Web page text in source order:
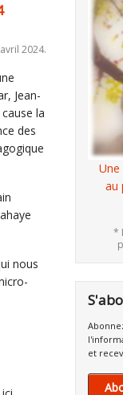
2024.
Jean-
la
des
nous
Une
au
*
et